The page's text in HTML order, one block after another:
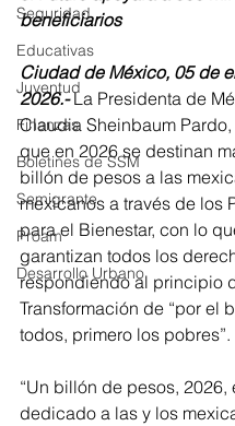
Seguridad
Educativas
Juventud
Finanzas
Boletines de SSM
Semigrante
Proam
Desarrollo Urbano
beneficiarios
Ciudad de México, 05 de
2026.- La Presidenta de
Claudia Sheinbaum
que en 2026 se destinan
billón de pesos a las
mexicanos a través de los
para el Bienestar, con lo
garantizan todos los
respondiendo al principio
Transformación de “por el
todos, primero los pobres”.
“Un billón de pesos, 2026,
dedicado a las y los